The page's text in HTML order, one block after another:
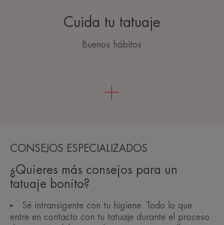
Cuida tu tatuaje
Buenos hábitos
CONSEJOS ESPECIALIZADOS
¿Quieres más consejos para un
tatuaje bonito?
Sé intransigente con tu higiene. Todo lo que
entre en contacto con tu tatuaje durante el proceso